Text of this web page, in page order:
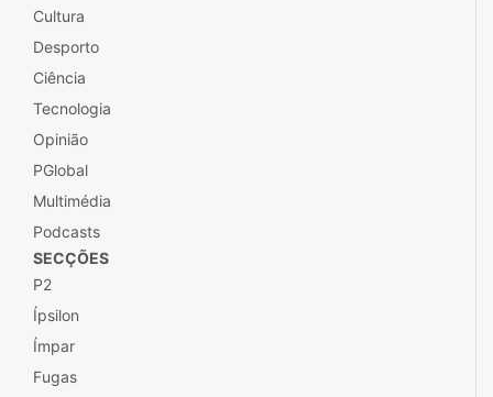
Cultura
Desporto
Ciência
Tecnologia
Opinião
PGlobal
Multimédia
Podcasts
SECÇÕES
P2
Ípsilon
Ímpar
Fugas